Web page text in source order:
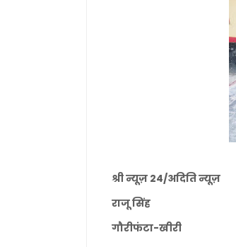
श्री न्यूज़ 24/अदिति न्यूज़
राजू सिंह
गौरीफंटा-खीरी